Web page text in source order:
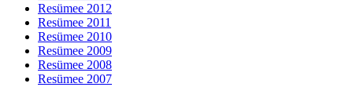
Resümee 2012
Resümee 2011
Resümee 2010
Resümee 2009
Resümee 2008
Resümee 2007